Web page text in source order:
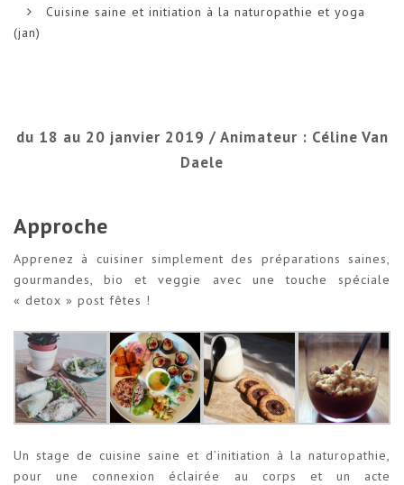
Cuisine saine et initiation à la naturopathie et yoga
(jan)
du 18 au 20 janvier 2019 / Animateur : Céline Van
Daele
Approche
Apprenez à cuisiner simplement des préparations saines,
gourmandes, bio et veggie avec une touche spéciale
« detox » post fêtes !
Un stage de cuisine saine et d’initiation à la naturopathie,
pour une connexion éclairée au corps et un acte